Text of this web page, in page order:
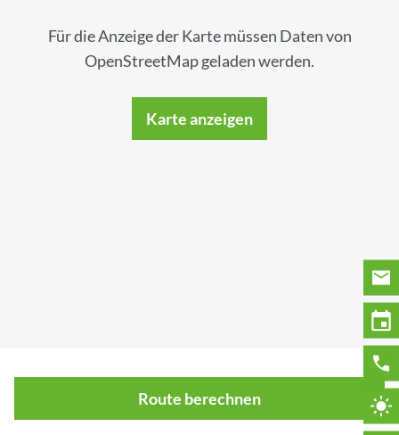
Für die Anzeige der Karte müssen Daten von
OpenStreetMap geladen werden.
Karte anzeigen
Route berechnen